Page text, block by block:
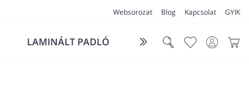
Websorozat Blog Kapcsolat GYIK
LAMINÁLT PADLÓ FUTÓSZŐNYEG